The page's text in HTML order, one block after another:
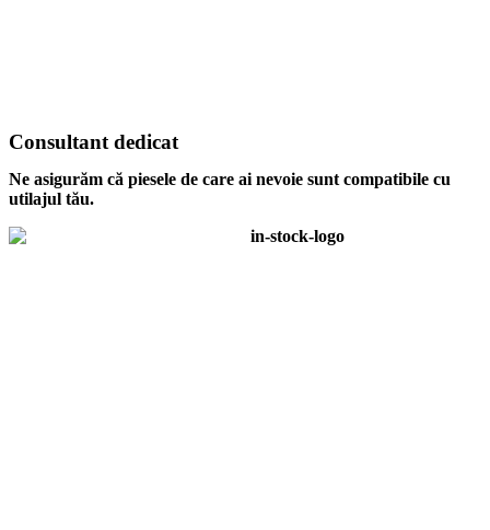
Consultant dedicat
Ne asigurăm că piesele de care ai nevoie sunt compatibile cu
utilajul tău.